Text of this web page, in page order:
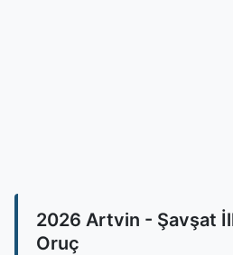
2026 Artvin - Şavşat
Oruç